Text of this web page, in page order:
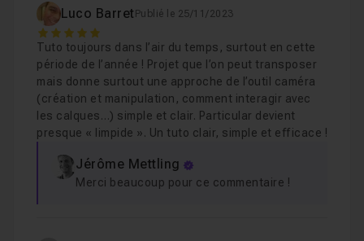
Luco Barret Publié le 25/11/2023
5
Tuto toujours dans l’air du temps, surtout en cette
période de l’année ! Projet que l’on peut transposer
mais donne surtout une approche de l’outil caméra
(création et manipulation, comment interagir avec
les calques…) simple et clair. Particular devient
presque « limpide ». Un tuto clair, simple et efficace !
Jérôme Mettling
Merci beaucoup pour ce commentaire !